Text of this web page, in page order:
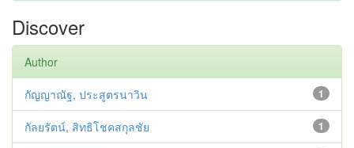
Discover
Author
1
กัญญาณัฐ, ประสูตรนาวิน
1
กัลยรัตน์, สิทธิโชคสกุลชัย